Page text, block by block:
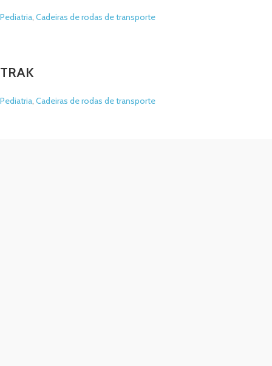
Pediatria, Cadeiras de rodas de transporte
TRAK
Pediatria, Cadeiras de rodas de transporte